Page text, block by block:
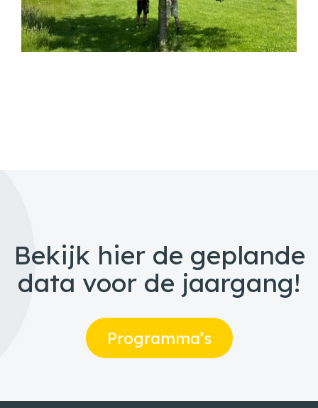
Bekijk hier de geplande
data voor de jaargang!
Programma’s